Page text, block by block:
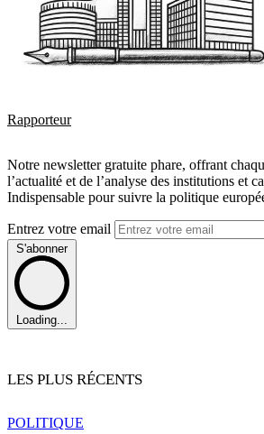
Rapporteur
Notre newsletter gratuite phare, offrant
l’actualité et de l’analyse des institutions et
Indispensable pour suivre la politique
Entrez votre email
S'abonner
Loading...
LES PLUS RÉCENTS
POLITIQUE